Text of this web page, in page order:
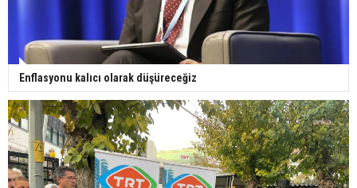
Enflasyonu kalıcı olarak düşüreceğiz